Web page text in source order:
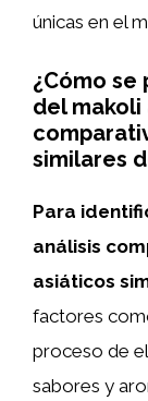
únicas en el
¿Cómo
del makoli
similares
Para
análisis
asiáticos
factores
proceso de
sabores y